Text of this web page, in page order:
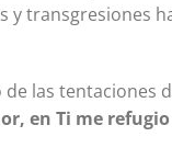
transgresiones
en Ti me